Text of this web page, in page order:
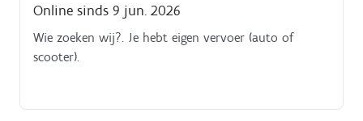
Online sinds 9 jun. 2026
Wie zoeken wij?. Je hebt eigen vervoer (auto of
scooter).